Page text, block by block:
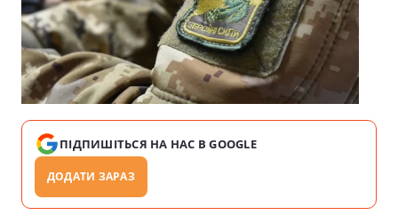
ПІДПИШІТЬСЯ НА НАС В GOOGLE
ДОДАТИ ЗАРАЗ